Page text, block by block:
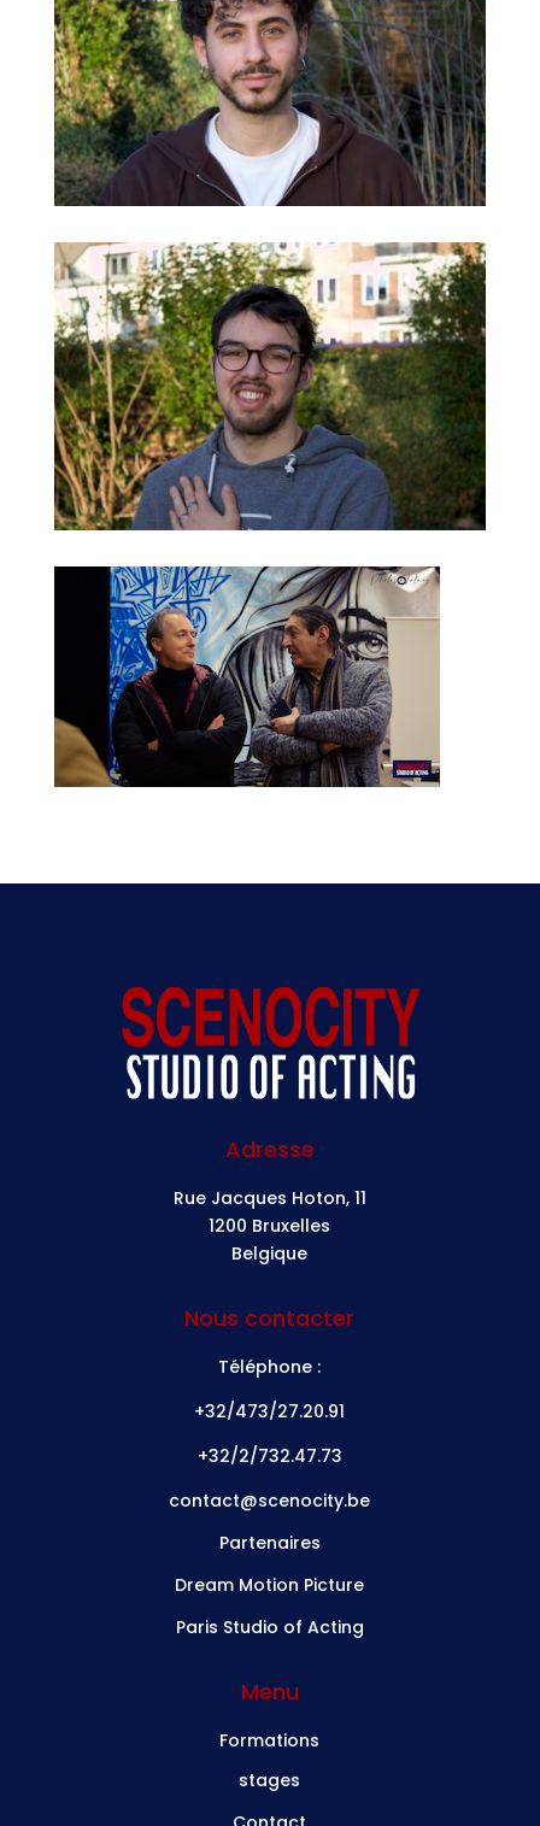
Adresse
Rue Jacques Hoton, 11
1200 Bruxelles
Belgique
Nous contacter
Téléphone :
+32/473/27.20.91
+32/2/732.47.73
contact@scenocity.be
Partenaires
Dream Motion Picture
Paris Studio of Acting
Menu
Formations
stages